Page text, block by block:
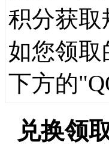
积分获取
如您领
下方的
兑换领